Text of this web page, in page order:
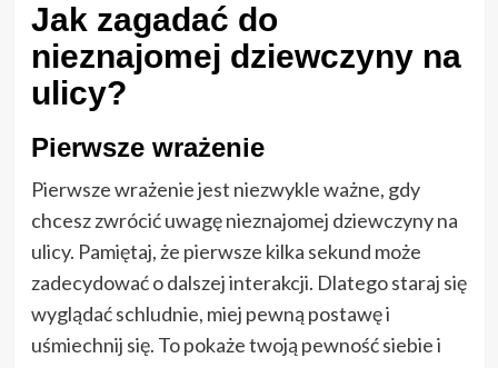
Jak zagadać do
nieznajomej dziewczyny na
ulicy?
Pierwsze wrażenie
Pierwsze wrażenie jest niezwykle ważne, gdy
chcesz zwrócić uwagę nieznajomej dziewczyny na
ulicy. Pamiętaj, że pierwsze kilka sekund może
zadecydować o dalszej interakcji. Dlatego staraj się
wyglądać schludnie, miej pewną postawę i
uśmiechnij się. To pokaże twoją pewność siebie i